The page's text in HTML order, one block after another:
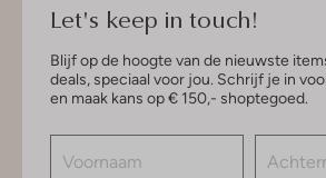
Let's keep in touch!
Blijf op de hoogte van de nieuwste
deals, speciaal voor jou. Schrijf je in
en maak kans op € 150,- shoptegoed.